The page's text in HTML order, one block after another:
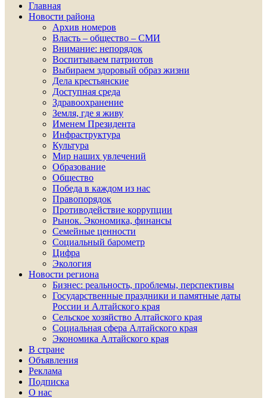
Главная
Новости района
Архив номеров
Власть – общество – СМИ
Внимание: непорядок
Воспитываем патриотов
Выбираем здоровый образ жизни
Дела крестьянские
Доступная среда
Здравоохранение
Земля, где я живу
Именем Президента
Инфраструктура
Культура
Мир наших увлечений
Образование
Общество
Победа в каждом из нас
Правопорядок
Противодействие коррупции
Рынок. Экономика, финансы
Семейные ценности
Социальный барометр
Цифра
Экология
Новости региона
Бизнес: реальность, проблемы, перспективы
Государственные праздники и памятные даты
России и Алтайского края
Сельское хозяйство Алтайского края
Социальная сфера Алтайского края
Экономика Алтайского края
В стране
Объявления
Реклама
Подписка
О нас